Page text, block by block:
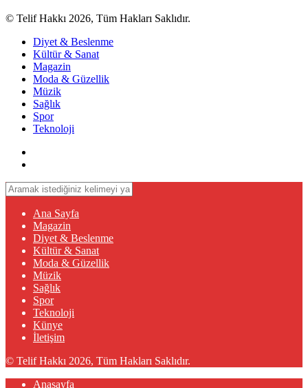
© Telif Hakkı 2026, Tüm Hakları Saklıdır.
Diyet & Beslenme
Kültür & Sanat
Magazin
Moda & Güzellik
Müzik
Sağlık
Spor
Teknoloji
Ana Sayfa
Magazin
Diyet & Beslenme
Kültür & Sanat
Moda & Güzellik
Müzik
Sağlık
Spor
Teknoloji
Künye
İletişim
© Telif Hakkı 2026, Tüm Hakları Saklıdır.
Anasayfa